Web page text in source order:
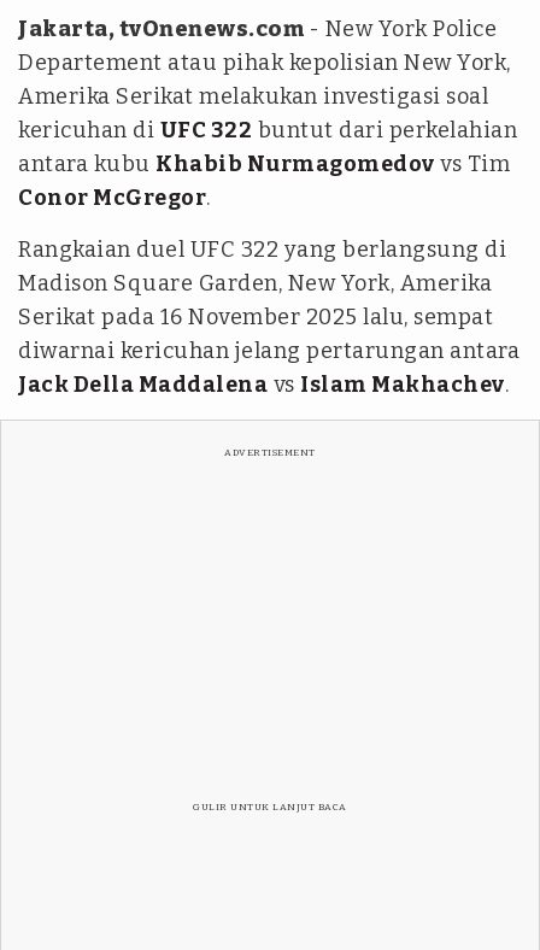
Jakarta, tvOnenews.com - New York Police
Departement atau pihak kepolisian New York,
Amerika Serikat melakukan investigasi soal
kericuhan di UFC 322 buntut dari perkelahian
antara kubu Khabib Nurmagomedov vs Tim
Conor McGregor.
Rangkaian duel UFC 322 yang berlangsung di
Madison Square Garden, New York, Amerika
Serikat pada 16 November 2025 lalu, sempat
diwarnai kericuhan jelang pertarungan antara
Jack Della Maddalena vs Islam Makhachev.
ADVERTISEMENT
GULIR UNTUK LANJUT BACA